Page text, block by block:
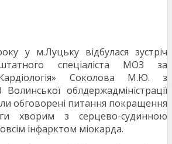
у м.Луцьку відбулася зустріч
спеціаліста МОЗ за
Соколова М.Ю. з
облдержадміністрації
обговорені питання покращення
хворим з серцево-судинною
інфарктом міокарда.